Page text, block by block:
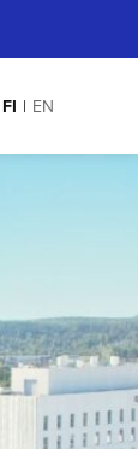
FI EN